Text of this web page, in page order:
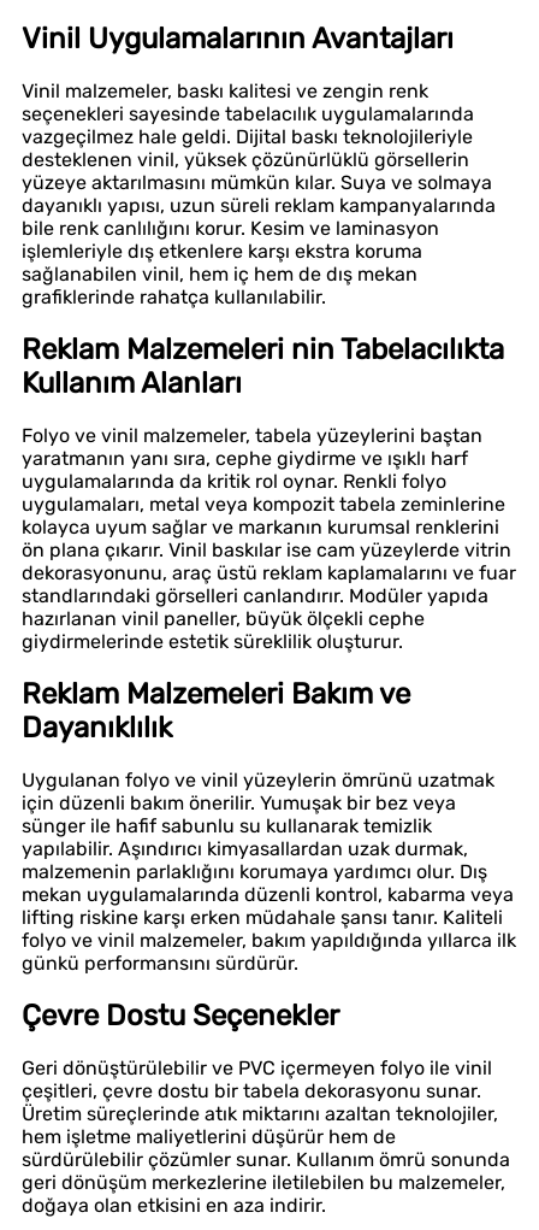
Vinil Uygulamalarının Avantajları
Vinil malzemeler, baskı kalitesi ve zengin renk
seçenekleri sayesinde tabelacılık uygulamalarında
vazgeçilmez hale geldi. Dijital baskı teknolojileriyle
desteklenen vinil, yüksek çözünürlüklü görsellerin
yüzeye aktarılmasını mümkün kılar. Suya ve solmaya
dayanıklı yapısı, uzun süreli reklam kampanyalarında
bile renk canlılığını korur. Kesim ve laminasyon
işlemleriyle dış etkenlere karşı ekstra koruma
sağlanabilen vinil, hem iç hem de dış mekan
grafiklerinde rahatça kullanılabilir.
Reklam Malzemeleri nin Tabelacılıkta
Kullanım Alanları
Folyo ve vinil malzemeler, tabela yüzeylerini baştan
yaratmanın yanı sıra, cephe giydirme ve ışıklı harf
uygulamalarında da kritik rol oynar. Renkli folyo
uygulamaları, metal veya kompozit tabela zeminlerine
kolayca uyum sağlar ve markanın kurumsal renklerini
ön plana çıkarır. Vinil baskılar ise cam yüzeylerde vitrin
dekorasyonunu, araç üstü reklam kaplamalarını ve fuar
standlarındaki görselleri canlandırır. Modüler yapıda
hazırlanan vinil paneller, büyük ölçekli cephe
giydirmelerinde estetik süreklilik oluşturur.
Reklam Malzemeleri Bakım ve
Dayanıklılık
Uygulanan folyo ve vinil yüzeylerin ömrünü uzatmak
için düzenli bakım önerilir. Yumuşak bir bez veya
sünger ile hafif sabunlu su kullanarak temizlik
yapılabilir. Aşındırıcı kimyasallardan uzak durmak,
malzemenin parlaklığını korumaya yardımcı olur. Dış
mekan uygulamalarında düzenli kontrol, kabarma veya
lifting riskine karşı erken müdahale şansı tanır. Kaliteli
folyo ve vinil malzemeler, bakım yapıldığında yıllarca ilk
günkü performansını sürdürür.
Çevre Dostu Seçenekler
Geri dönüştürülebilir ve PVC içermeyen folyo ile vinil
çeşitleri, çevre dostu bir tabela dekorasyonu sunar.
Üretim süreçlerinde atık miktarını azaltan teknolojiler,
hem işletme maliyetlerini düşürür hem de
sürdürülebilir çözümler sunar. Kullanım ömrü sonunda
geri dönüşüm merkezlerine iletilebilen bu malzemeler,
doğaya olan etkisini en aza indirir.